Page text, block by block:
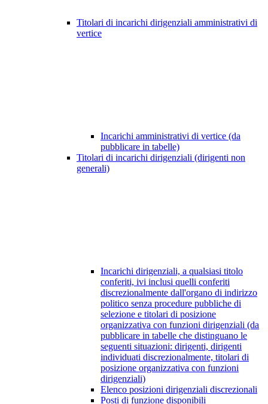
Titolari di incarichi dirigenziali amministrativi di
vertice
Incarichi amministrativi di vertice (da
pubblicare in tabelle)
Titolari di incarichi dirigenziali (dirigenti non
generali)
Incarichi dirigenziali, a qualsiasi titolo
conferiti, ivi inclusi quelli conferiti
discrezionalmente dall'organo di indirizzo
politico senza procedure pubbliche di
selezione e titolari di posizione
organizzativa con funzioni dirigenziali (da
pubblicare in tabelle che distinguano le
seguenti situazioni: dirigenti, dirigenti
individuati discrezionalmente, titolari di
posizione organizzativa con funzioni
dirigenziali)
Elenco posizioni dirigenziali discrezionali
Posti di funzione disponibili